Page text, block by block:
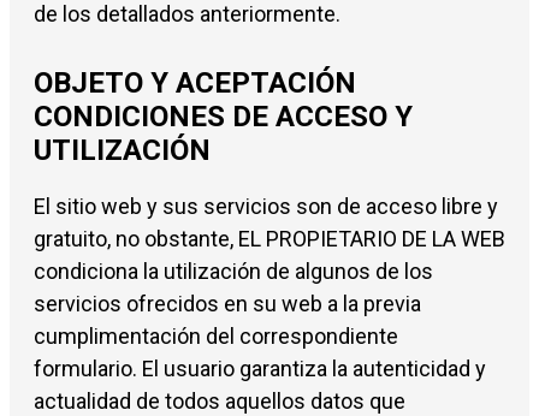
de los detallados anteriormente.
OBJETO Y ACEPTACIÓN
CONDICIONES DE ACCESO Y
UTILIZACIÓN
El sitio web y sus servicios son de acceso libre y
gratuito, no obstante, EL PROPIETARIO DE LA WEB
condiciona la utilización de algunos de los
servicios ofrecidos en su web a la previa
cumplimentación del correspondiente
formulario. El usuario garantiza la autenticidad y
actualidad de todos aquellos datos que